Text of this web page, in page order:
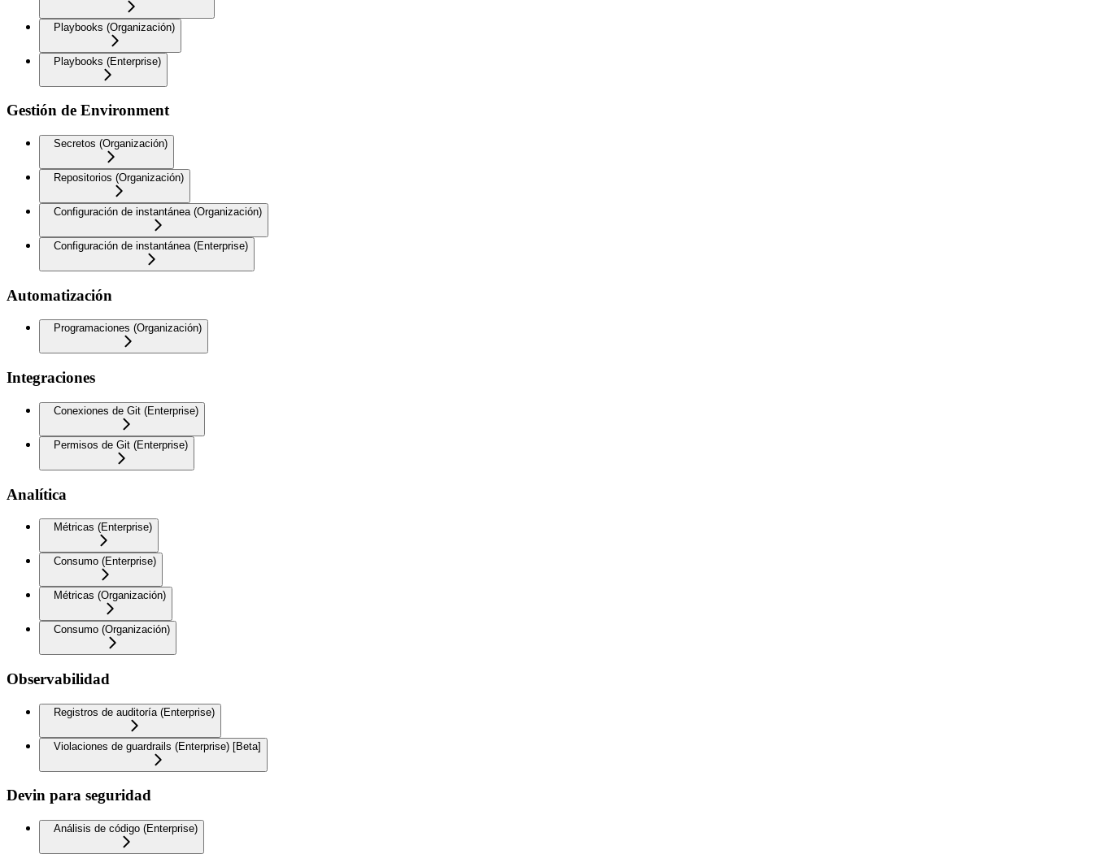
Playbooks (Organización)
Playbooks (Enterprise)
Gestión de Environment
Secretos (Organización)
Repositorios (Organización)
Configuración de instantánea (Organización)
Configuración de instantánea (Enterprise)
Automatización
Programaciones (Organización)
Integraciones
Conexiones de Git (Enterprise)
Permisos de Git (Enterprise)
Analítica
Métricas (Enterprise)
Consumo (Enterprise)
Métricas (Organización)
Consumo (Organización)
Observabilidad
Registros de auditoría (Enterprise)
Violaciones de guardrails (Enterprise) [Beta]
Devin para seguridad
Análisis de código (Enterprise)